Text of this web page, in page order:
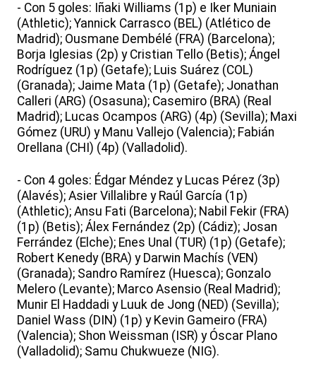
- Con 5 goles: Iñaki Williams (1p) e Iker Muniain
(Athletic); Yannick Carrasco (BEL) (Atlético de
Madrid); Ousmane Dembélé (FRA) (Barcelona);
Borja Iglesias (2p) y Cristian Tello (Betis); Ángel
Rodríguez (1p) (Getafe); Luis Suárez (COL)
(Granada); Jaime Mata (1p) (Getafe); Jonathan
Calleri (ARG) (Osasuna); Casemiro (BRA) (Real
Madrid); Lucas Ocampos (ARG) (4p) (Sevilla); Maxi
Gómez (URU) y Manu Vallejo (Valencia); Fabián
Orellana (CHI) (4p) (Valladolid).
- Con 4 goles: Édgar Méndez y Lucas Pérez (3p)
(Alavés); Asier Villalibre y Raúl García (1p)
(Athletic); Ansu Fati (Barcelona); Nabil Fekir (FRA)
(1p) (Betis); Álex Fernández (2p) (Cádiz); Josan
Ferrández (Elche); Enes Unal (TUR) (1p) (Getafe);
Robert Kenedy (BRA) y Darwin Machís (VEN)
(Granada); Sandro Ramírez (Huesca); Gonzalo
Melero (Levante); Marco Asensio (Real Madrid);
Munir El Haddadi y Luuk de Jong (NED) (Sevilla);
Daniel Wass (DIN) (1p) y Kevin Gameiro (FRA)
(Valencia); Shon Weissman (ISR) y Óscar Plano
(Valladolid); Samu Chukwueze (NIG).